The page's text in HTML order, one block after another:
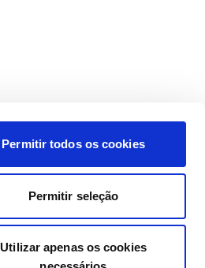
Permitir todos os cookies
Permitir seleção
Utilizar apenas os cookies